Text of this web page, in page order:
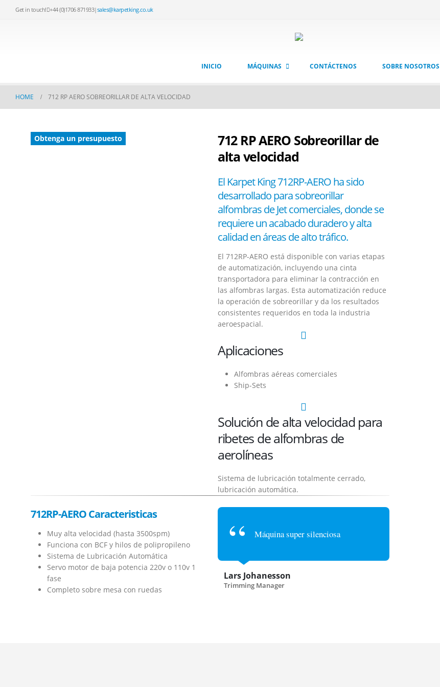
Get in touch! +44 (0)1706 871933|sales@karpetking.co.uk
INICIO MÁQUINAS CONTÁCTENOS SOBRE NOSOTROS
HOME 712 RP AERO SOBREORILLAR DE ALTA VELOCIDAD
Obtenga un presupuesto
712 RP AERO Sobreorillar de
alta velocidad
El Karpet King 712RP-AERO ha sido
desarrollado para sobreorillar
alfombras de Jetcomerciales, donde se
requiere un acabado duradero y alta
calidad en áreas de alto tráfico.
El 712RP-AERO está disponible con varias etapas
de automatización, incluyendo una cinta
transportadora para eliminar la contracción en
las alfombras largas. Esta automatización reduce
la operación de sobreorillar y da los resultados
consistentes requeridos en toda la industria
aeroespacial.
Aplicaciones
Alfombras aéreas comerciales
Ship-Sets
Solución de alta velocidad para
ribetes de alfombras de
aerolíneas
Sistema de lubricación totalmente cerrado,
lubricación automática.
712RP-AERO Caracteristicas
Muy alta velocidad (hasta 3500spm)
Funciona con BCF y hilos de polipropileno
Sistema de Lubricación Automática
Servo motor de baja potencia 220v o 110v 1
fase
Completo sobre mesa con ruedas
Máquina super silenciosa
Lars Johanesson
Trimming Manager